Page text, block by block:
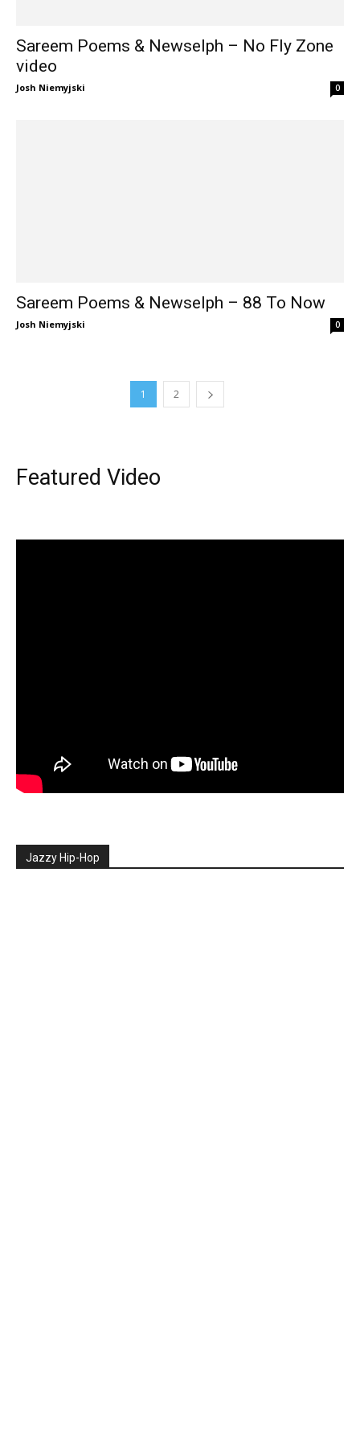
Sareem Poems & Newselph – No Fly Zone
video
Josh Niemyjski 0
Sareem Poems & Newselph – 88 To Now
Josh Niemyjski 0
1 2
Featured Video
Jazzy Hip-Hop